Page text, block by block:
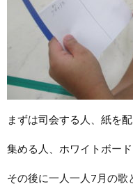
まずは司会する人、紙を配
集める人、ホワイトボー
その後に一人一人7月の歌